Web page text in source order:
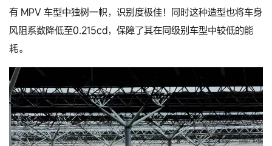
有 MPV 车型中独树一帜，识别度极佳！同时这种造型也将车身
风阻系数降低至0.215cd，保障了其在同级别车型中较低的能
耗。